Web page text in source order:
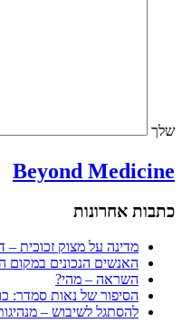
שלך
Beyond Medicine
כתבות אחרונות
מדינה על מצוק זכוכית
האנשים הנכונים במקום
השראה – מהי?
הסיפור של נאות סמדר:
להסתגל לשיבוש –